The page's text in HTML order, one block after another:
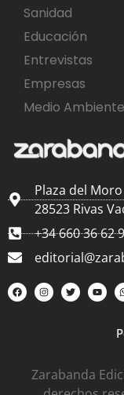
Sanidad
Educación
Entrevistas
Empresas
Medio Ambiente
Plaza del
28523 Rivas
+34 660 36 62
Zarabanda